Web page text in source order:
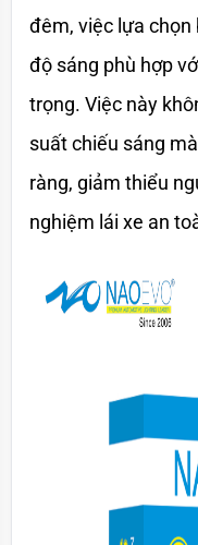
đêm, việc lựa chọn
độ sáng phù hợp
trọng. Việc này
suất chiếu sáng
ràng, giảm thiểu
nghiệm lái xe an